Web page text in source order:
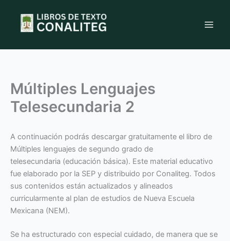
contenido
Múltiples Lenguajes
Telesecundaria 2
A continuación podrás descargar gratuitamente el libro de
Múltiples lenguajes de segundo grado de
telesecundaria (educación básica). Este material educativo
fue elaborado por la SEP y distribuido por Conaliteg. Todos
sus contenidos están actualizados y alineados
curricularmente al plan de estudios de Nueva Escuela
Mexicana (NEM).
Se ha estructurado con especial cuidado, de manera que se